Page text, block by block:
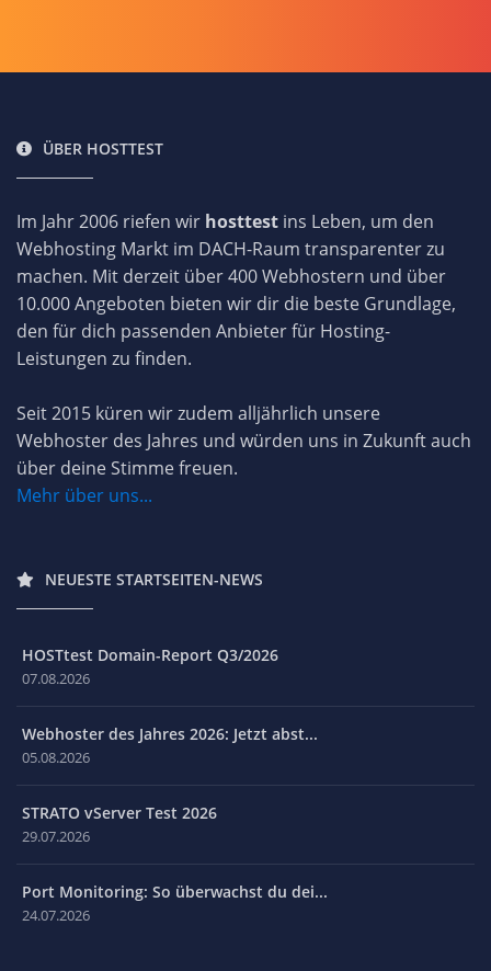
ÜBER HOSTTEST
Im Jahr 2006 riefen wir hosttest ins Leben, um den
Webhosting Markt im DACH-Raum transparenter zu
machen. Mit derzeit über 400 Webhostern und über
10.000 Angeboten bieten wir dir die beste Grundlage,
den für dich passenden Anbieter für Hosting-
Leistungen zu finden.
Seit 2015 küren wir zudem alljährlich unsere
Webhoster des Jahres und würden uns in Zukunft auch
über deine Stimme freuen.
Mehr über uns...
NEUESTE STARTSEITEN-NEWS
HOSTtest Domain-Report Q3/2026
07.08.2026
Webhoster des Jahres 2026: Jetzt abst...
05.08.2026
STRATO vServer Test 2026
29.07.2026
Port Monitoring: So überwachst du dei...
24.07.2026